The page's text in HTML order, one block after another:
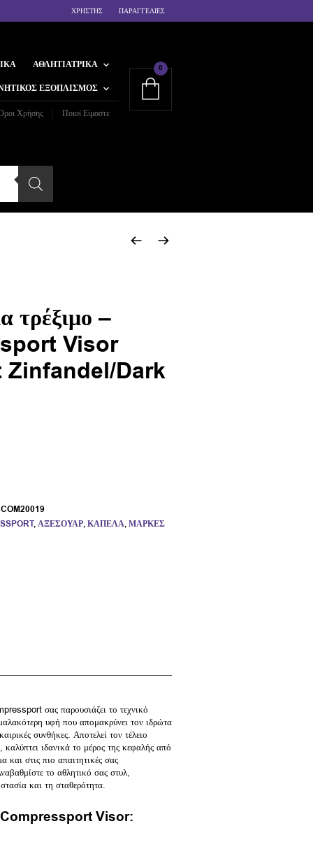
ΧΡΗΣΤΗΣ ΠΑΡΑΓΓΕΛΙΕΣ
ΑΘΛΗΤΙΑΤΡΙΚΆ
ΕΞΟΠΛΙΣΜΌΣ
Χρήσης Ποιοί Είμαστε
0
τρέξιμο –
Visor
Dark
COM20019
,ΑΞΕΣΟΥΆΡ,ΚΑΠΈΛΑ,ΜΆΡΚΕΣ
σας παρουσιάζει το τεχνικό
υφή που απομακρύνει τον ιδρώτα
συνθήκες. Αποτελεί τον τέλειο
ιδανικά το μέρος της κεφαλής από
στις πιο απαιτητικές σας
το αθλητικό σας στυλ,
και τη σταθερότητα.
Compressport Visor: